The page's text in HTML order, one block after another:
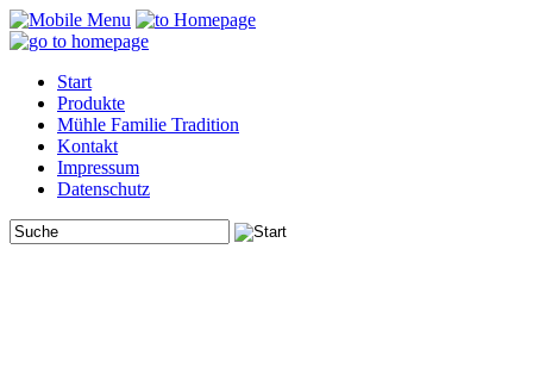
Start
Produkte
Mühle Familie Tradition
Kontakt
Impressum
Datenschutz